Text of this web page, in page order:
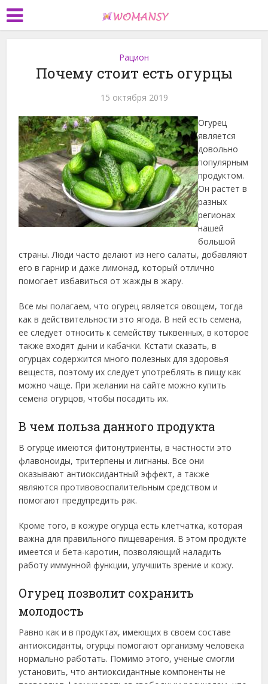
Рацион
Почему стоит есть огурцы
15 октября 2019
Огурец
является
довольно
популярным
продуктом.
Он растет в
разных
регионах
нашей
большой
страны. Люди часто делают из него салаты, добавляют
его в гарнир и даже лимонад, который отлично
помогает избавиться от жажды в жару.
Все мы полагаем, что огурец является овощем, тогда
как в действительности это ягода. В ней есть семена,
ее следует относить к семейству тыквенных, в которое
также входят дыни и кабачки. Кстати сказать, в
огурцах содержится много полезных для здоровья
веществ, поэтому их следует употреблять в пищу как
можно чаще. При желании на сайте можно купить
семена огурцов, чтобы посадить их.
В чем польза данного продукта
В огурце имеются фитонутриенты, в частности это
флавоноиды, тритерпены и лигнаны. Все они
оказывают антиоксидантный эффект, а также
являются противовоспалительным средством и
помогают предупредить рак.
Кроме того, в кожуре огурца есть клетчатка, которая
важна для правильного пищеварения. В этом продукте
имеется и бета-каротин, позволяющий наладить
работу иммунной функции, улучшить зрение и кожу.
Огурец позволит сохранить
молодость
Равно как и в продуктах, имеющих в своем составе
антиоксиданты, огурцы помогают организму человека
нормально работать. Помимо этого, ученые смогли
установить, что антиоксидантные компоненты не